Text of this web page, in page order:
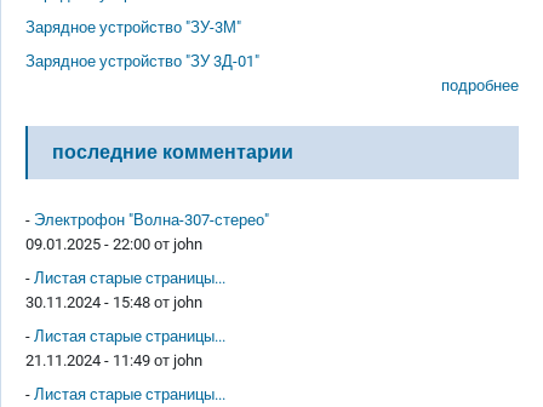
Зарядное устройство "ЗУ-3М"
Зарядное устройство "ЗУ 3Д-01"
подробнее
последние комментарии
- Электрофон "Волна-307-стерео"
09.01.2025 - 22:00 от john
- Листая старые страницы...
30.11.2024 - 15:48 от john
- Листая старые страницы...
21.11.2024 - 11:49 от john
- Листая старые страницы...